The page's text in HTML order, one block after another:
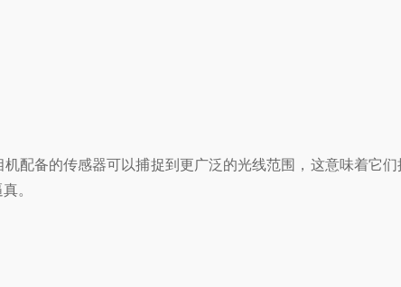
备的传感器可以捕捉到更广泛的光线范围，这意味着它
。